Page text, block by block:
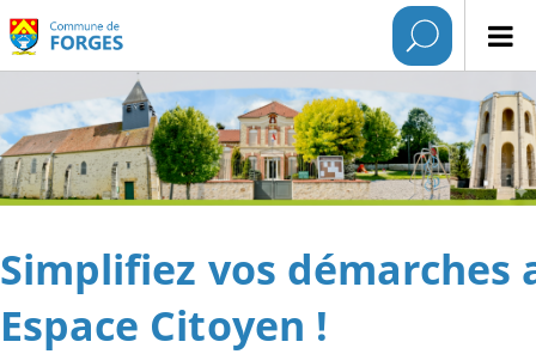
Simplifiez vos démarches
Espace Citoyen !